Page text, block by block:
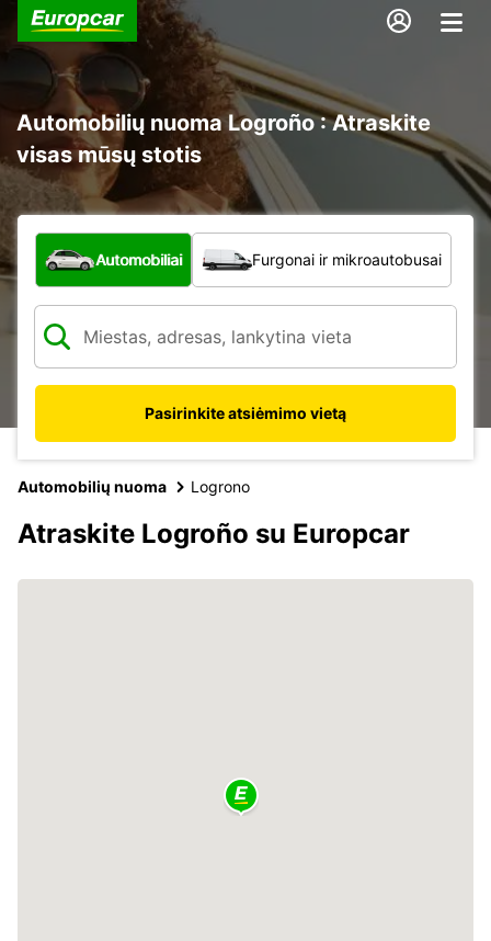
Automobilių nuoma Logroño : Atraskite
visas mūsų stotis
Kokio tipo automobilis?
Automobiliai Furgonai ir mikroautobusai
Pasirinkite atsiėmimo vietą
Automobilių nuoma Logrono
Atraskite Logroño su Europcar